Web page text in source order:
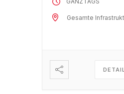
GANZTAGS
Gesamte